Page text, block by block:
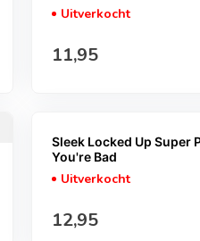
Uitverkocht
Normale prijs
11,95
Sleek Locked Up Super
You're Bad
Uitverkocht
Normale prijs
12,95